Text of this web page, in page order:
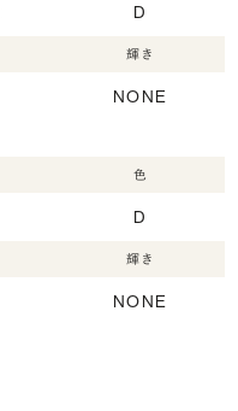
D
輝き
NONE
色
D
輝き
NONE